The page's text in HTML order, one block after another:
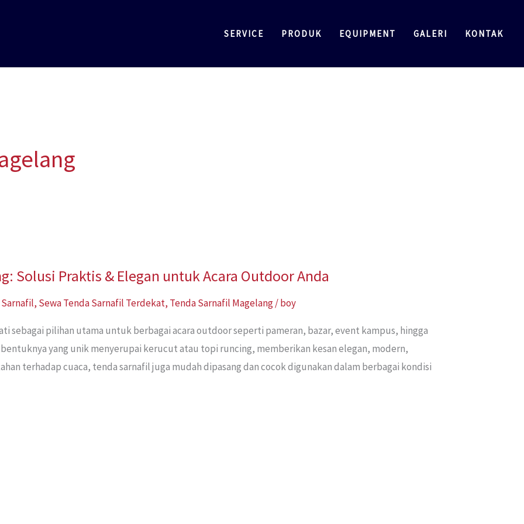
SERVICE PRODUK EQUIPMENT GALERI KONTAK
Solusi Praktis & Elegan untuk Acara Outdoor Anda
, Sewa Tenda Sarnafil Terdekat, Tenda Sarnafil Magelang/boy
sebagai pilihan utama untuk berbagai acara outdoor seperti pameran, bazar, event kampus, hingga
yang unik menyerupai kerucut atau topi runcing, memberikan kesan elegan, modern,
terhadap cuaca, tenda sarnafil juga mudah dipasang dan cocok digunakan dalam berbagai kondisi